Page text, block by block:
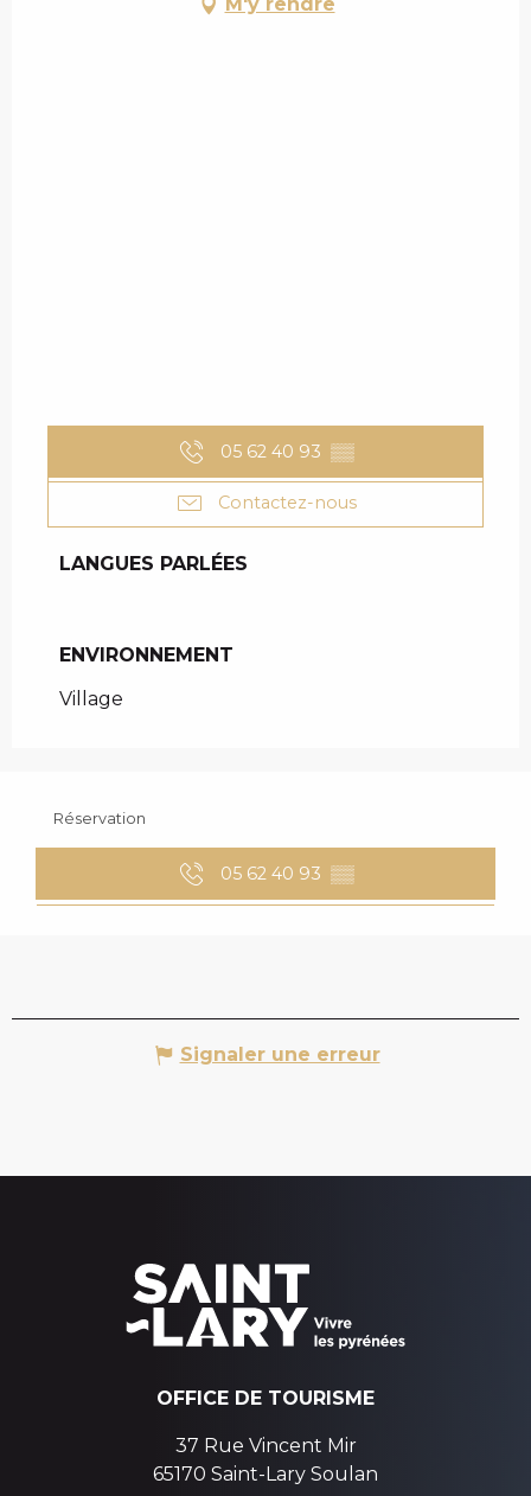
05 62 40 93 ▒▒
Contactez-nous
LANGUES PARLÉES
LANGUES PARLÉES
ENVIRONNEMENT
ENVIRONNEMENT
Village
Réservation
05 62 40 93 ▒▒
Signaler une erreur
OFFICE DE TOURISME
37 Rue Vincent Mir
65170 Saint-Lary Soulan